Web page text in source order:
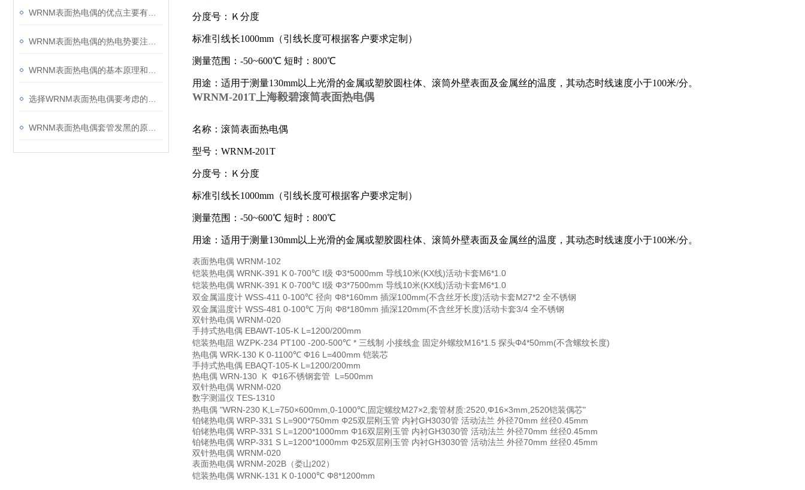
分度号：Ｋ分度
标准引线长1000mm （引线长度可根据客户要求定制）
测量范围：-50~600℃ 短时：800℃
用途：适用于测量130mm以上光滑的金属或塑胶圆柱体、滚筒外壁表面及金属丝的温度，其动态时线速度小于100米/分。
WRNM-201T上海毅碧滚筒表面热电偶
名称：滚筒表面热电偶
型号：WRNM-201T
分度号：Ｋ分度
标准引线长1000mm （引线长度可根据客户要求定制）
测量范围：-50~600℃ 短时：800℃
用途：适用于测量130mm以上光滑的金属或塑胶圆柱体、滚筒外壁表面及金属丝的温度，其动态时线速度小于100米/分。
表面热电偶 WRNM-102
铠装热电偶 WRNK-391 K 0-700℃ I级 Φ3*5000mm 导线10米(KX线)活动卡套M6*1.0
铠装热电偶 WRNK-391 K 0-700℃ I级 Φ3*7500mm 导线10米(KX线)活动卡套M6*1.0
双金属温度计 WSS-411 0-100℃ 径向 Φ8*160mm 插深100mm(不含丝牙长度)活动卡套M27*2 全不锈钢
双金属温度计 WSS-481 0-100℃ 万向 Φ8*180mm 插深120mm(不含丝牙长度)活动卡套3/4 全不锈钢
双针热电偶 WRNM-020
手持式热电偶 EBAWT-105-K L=1200/200mm
铠装热电阻 WZPK-234 PT100 -200-500℃ * 三线制 小接线盒 固定外螺纹M16*1.5 探头Φ4*50mm(不含螺纹长度)
热电偶 WRK-130 K 0-1100℃ Φ16 L=400mm 铠装芯
手持式热电偶 EBAQT-105-K L=1200/200mm
热电偶 WRN-130 K Φ16不锈钢套管 L=500mm
双针热电偶 WRNM-020
数字测温仪 TES-1310
热电偶 "WRN-230 K,L=750×600mm,0-1000℃,固定螺纹M27×2,套管材质:2520,Φ16×3mm,2520铠装偶芯"
铂铑热电偶 WRP-331 S L=900*750mm Φ25双层刚玉管 内衬GH3030管 活动法兰 外径70mm 丝径0.45mm
铂铑热电偶 WRP-331 S L=1200*1000mm Φ16双层刚玉管 内衬GH3030管 活动法兰 外径70mm 丝径0.45mm
铂铑热电偶 WRP-331 S L=1200*1000mm Φ25双层刚玉管 内衬GH3030管 活动法兰 外径70mm 丝径0.45mm
双针热电偶 WRNM-020
表面热电偶 WRNM-202B（娄山202）
铠装热电偶 WRNK-131 K 0-1000℃ Φ8*1200mm